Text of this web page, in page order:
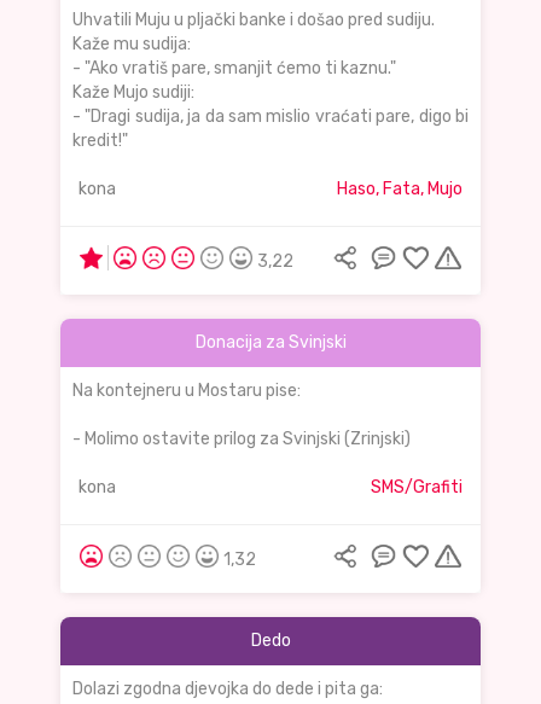
Uhvatili Muju u pljački banke i došao pred sudiju.
Kaže mu sudija:
- "Ako vratiš pare, smanjit ćemo ti kaznu."
Kaže Mujo sudiji:
- "Dragi sudija, ja da sam mislio vraćati pare, digo bi
kredit!"
kona Haso, Fata, Mujo
3,22
Donacija za Svinjski
Na kontejneru u Mostaru pise:
- Molimo ostavite prilog za Svinjski (Zrinjski)
kona SMS/Grafiti
1,32
Dedo
Dolazi zgodna djevojka do dede i pita ga: